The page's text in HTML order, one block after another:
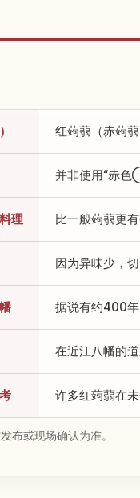
红蒟蒻（赤蒟
并非使用“赤色
理 比一般蒟蒻更
因为异味少，
据说有约400
在近江八幡的
许多红蒟蒻在
布或现场确认为准。